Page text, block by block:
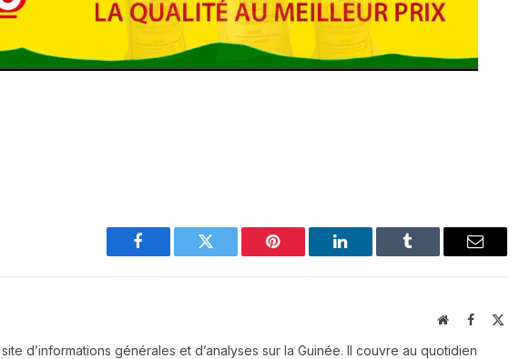
Facebook Twitter Pinterest LinkedIn Tumblr Email
WebsiteFacebook
X
d’informations générales et d’analyses sur la Guinée. Il couvre au quotidien